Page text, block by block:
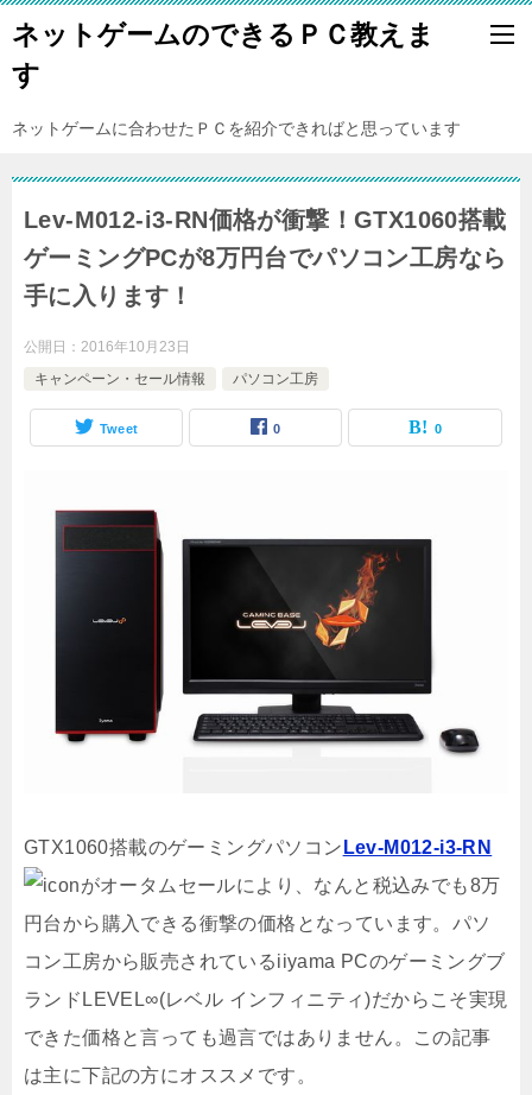
ネットゲームのできるＰＣ教えま
す
ネットゲームに合わせたＰＣを紹介できればと思っています
Lev-M012-i3-RN価格が衝撃！GTX1060搭載
ゲーミングPCが8万円台でパソコン工房なら
手に入ります！
公開日： 2016年10月23日
キャンペーン・セール情報
パソコン工房
Tweet 0 0
GTX1060搭載のゲーミングパソコン Lev-M012-i3-RN
がオータムセールにより、なんと税込みでも8万
円台から購入できる衝撃の価格となっています。パソ
コン工房から販売されているiiyama PCのゲーミングブ
ランドLEVEL∞(レベル インフィニティ)だからこそ実現
できた価格と言っても過言ではありません。この記事
は主に下記の方にオススメです。